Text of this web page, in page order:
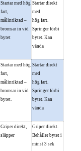
Startar med hög
fart,
målinriktad –
bromsar in vid
bytet
Startar direkt
med
hög fart.
Springer förbi
bytet. Kan
vända
Startar med hög
fart,
målinriktad –
bromsar in vid
bytet.
Startar direkt
med
hög fart.
Springer förbi
bytet. Kan
vända
Griper direkt,
släpper
Griper direkt.
Behåller bytet i
minst 3 sek